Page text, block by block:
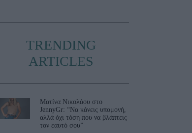
TRENDING
ARTICLES
Ματίνα Νικολάου στο
JennyGr: “Να κάνεις υπομονή,
αλλά όχι τόση που να βλάπτεις
τον εαυτό σου”